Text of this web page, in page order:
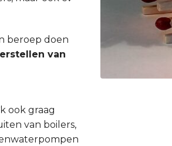
beroep doen
van
ook graag
van boilers,